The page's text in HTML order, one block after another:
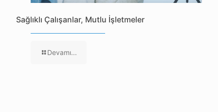
Sağlıklı Çalışanlar, Mutlu İşletmeler
Devamı...